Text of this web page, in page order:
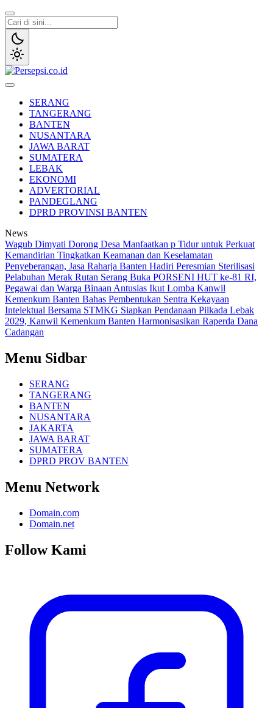
Lewati
ke
konten
SERANG
TANGERANG
BANTEN
NUSANTARA
JAWA BARAT
SUMATERA
LEBAK
EKONOMI
ADVERTORIAL
PANDEGLANG
DPRD PROVINSI BANTEN
News
Wagub Dimyati Dorong Desa Manfaatkan p Tidur untuk Perkuat
Kemandirian Tingkatkan Keamanan dan Keselamatan
Penyeberangan, Jasa Raharja Banten Hadiri Peresmian Sterilisasi
Pelabuhan Merak Rutan Serang Buka PORSENI HUT ke-81 RI,
Pegawai dan Warga Binaan Antusias Ikut Lomba Kanwil
Kemenkum Banten Bahas Pembentukan Sentra Kekayaan
Intelektual Bersama STMKG Siapkan Pendanaan Pilkada Lebak
2029, Kanwil Kemenkum Banten Harmonisasikan Raperda Dana
Cadangan
Menu Sidbar
SERANG
TANGERANG
BANTEN
NUSANTARA
JAKARTA
JAWA BARAT
SUMATERA
DPRD PROV BANTEN
Menu Network
Domain.com
Domain.net
Follow Kami